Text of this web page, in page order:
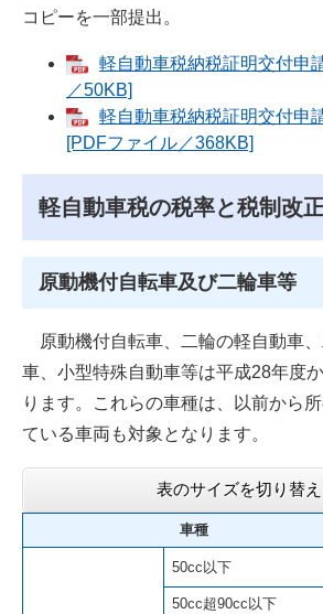
コピーを一部提出。
軽自動車税納税証明交付申
／50KB]
軽自動車税納税証明交付申
[PDFファイル／368KB]
軽自動車税の税率と税制改
原動機付自転車及び二輪車等
原動機付自転車、二輪の軽自動車
車、小型特殊自動車等は平成28年度
ります。これらの車種は、以前から
ている車両も対象となります。
表のサイズを切り替え
車種
50cc以下
50cc超90cc以下